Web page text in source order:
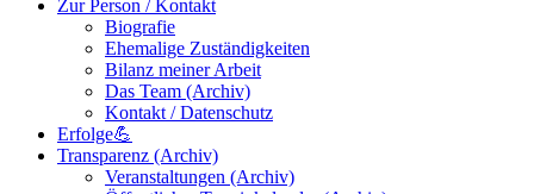
Zur Person / Kontakt
Biografie
Ehemalige Zuständigkeiten
Bilanz meiner Arbeit
Das Team (Archiv)
Kontakt / Datenschutz
Erfolge💪
Transparenz (Archiv)
Veranstaltungen (Archiv)